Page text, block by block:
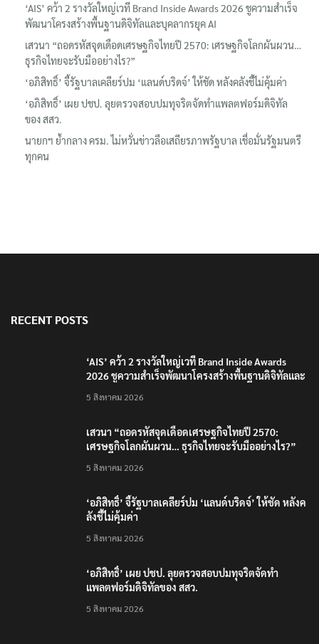
‘AIS’ คว้า 2 รางวัลใหญ่เวที Brand Inside Awards 2026 ชูความสำเร็จ
พัฒนาโครงสร้างพื้นฐานดิจิทัลและบุคลากรยุค AI
เสวนา “ถอดรหัสจุดเดือดเศรษฐกิจไทยปี 2570: เศรษฐกิจโลกผันผวน…
ธุรกิจไทยจะรับมืออย่างไร?”
‘อภิสิทธิ์’ จี้รัฐบาลเคลียร์ปม ‘แลนด์บริดจ์’ ให้ชัด หลังคลังชี้ไม่คุ้มค่า
‘อภิสิทธิ์’ เผย ปชป. ลุยตรวจสอบปมทุจริตจัดทำแพลตฟอร์มดิจิทัล
ของ สสว.
นายกฯ ย้ำกลาง ครม. ไม่หวั่นข่าวลือเสถียรภาพรัฐบาล เชื่อมั่นรัฐมนตรี
ทุกคน
RECENT POSTS
‘AIS’ คว้า 2 รางวัลใหญ่เวที Brand Inside Awards
2026 ชูความสำเร็จพัฒนาโครงสร้างพื้นฐานดิจิทัลและ
5 สิงหาคม 2026
เสวนา “ถอดรหัสจุดเดือดเศรษฐกิจไทยปี 2570:
เศรษฐกิจโลกผันผวน… ธุรกิจไทยจะรับมืออย่างไร?”
5 สิงหาคม 2026
‘อภิสิทธิ์’ จี้รัฐบาลเคลียร์ปม ‘แลนด์บริดจ์’ ให้ชัด หลังค
ลังชี้ไม่คุ้มค่า
5 สิงหาคม 2026
‘อภิสิทธิ์’ เผย ปชป. ลุยตรวจสอบปมทุจริตจัดทำ
แพลตฟอร์มดิจิทัลของ สสว.
5 สิงหาคม 2026